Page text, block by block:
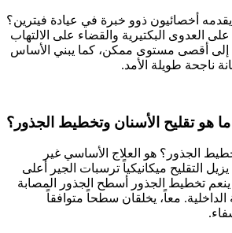
يقدمه أخصائيون ذوو خبرة في عيادة فيترين؟
العدوى البكتيرية والقضاء على الالتهاب
إلى أقصى مستوى ممكن، كما يبني الأساس
ناجحة طويلة الأمد.
ما هو تقليح الأسنان وتخطيط الجذور؟
الجذور؟ هو العلاج الأساسي غير
التقليح ميكانيكياً ترسبات الجير أعلى
ينعم تخطيط الجذور أسطح الجذور المصابة
الداخلية. معاً، يخلقان سطحاً متوافقاً